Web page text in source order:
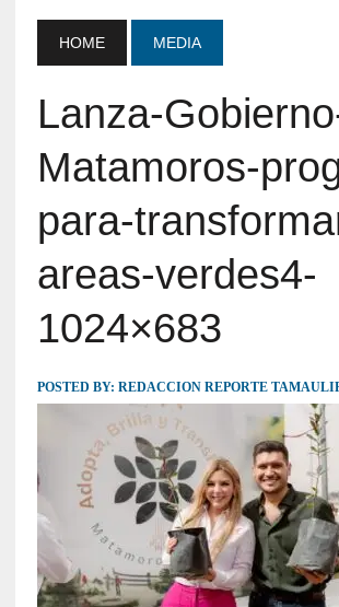
HOME MEDIA
Lanza-
Matamoros-
para-
areas-verdes4-
1024×683
POSTED BY: REDACCION REPORTE